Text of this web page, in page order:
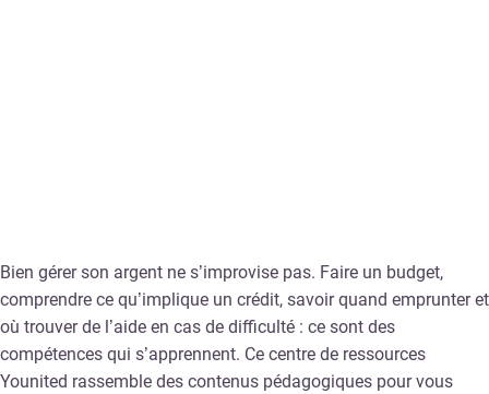
Bien gérer son argent ne s’improvise pas. Faire un budget,
comprendre ce qu’implique un crédit, savoir quand emprunter et
où trouver de l’aide en cas de difficulté : ce sont des
compétences qui s’apprennent. Ce centre de ressources
Younited rassemble des contenus pédagogiques pour vous